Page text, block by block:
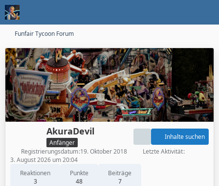
Funfair Tycoon Forum
AkuraDevil
Anfänger
Reaktionen
3
Punkte
48
Beiträge
7
Inhalte suchen
Registrierungsdatum 19. Oktober 2018
Letzte Aktivität
3. August 2026 um 20:04